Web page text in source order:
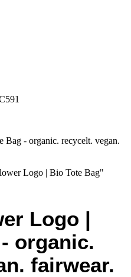
- organic. recycelt. vegan.
Logo | Bio Tote Bag"
Logo |
organic.
fairwear.